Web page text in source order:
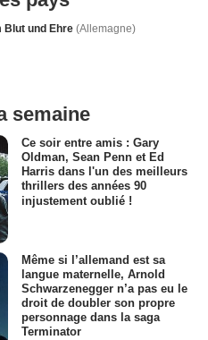
Blut und Ehre (Allemagne)
semaine
Ce soir entre amis : Gary
Oldman, Sean Penn et Ed
Harris dans l'un des meilleurs
thrillers des années 90
injustement oublié !
Même si l’allemand est sa
langue maternelle, Arnold
Schwarzenegger n’a pas eu le
droit de doubler son propre
personnage dans la saga
Terminator